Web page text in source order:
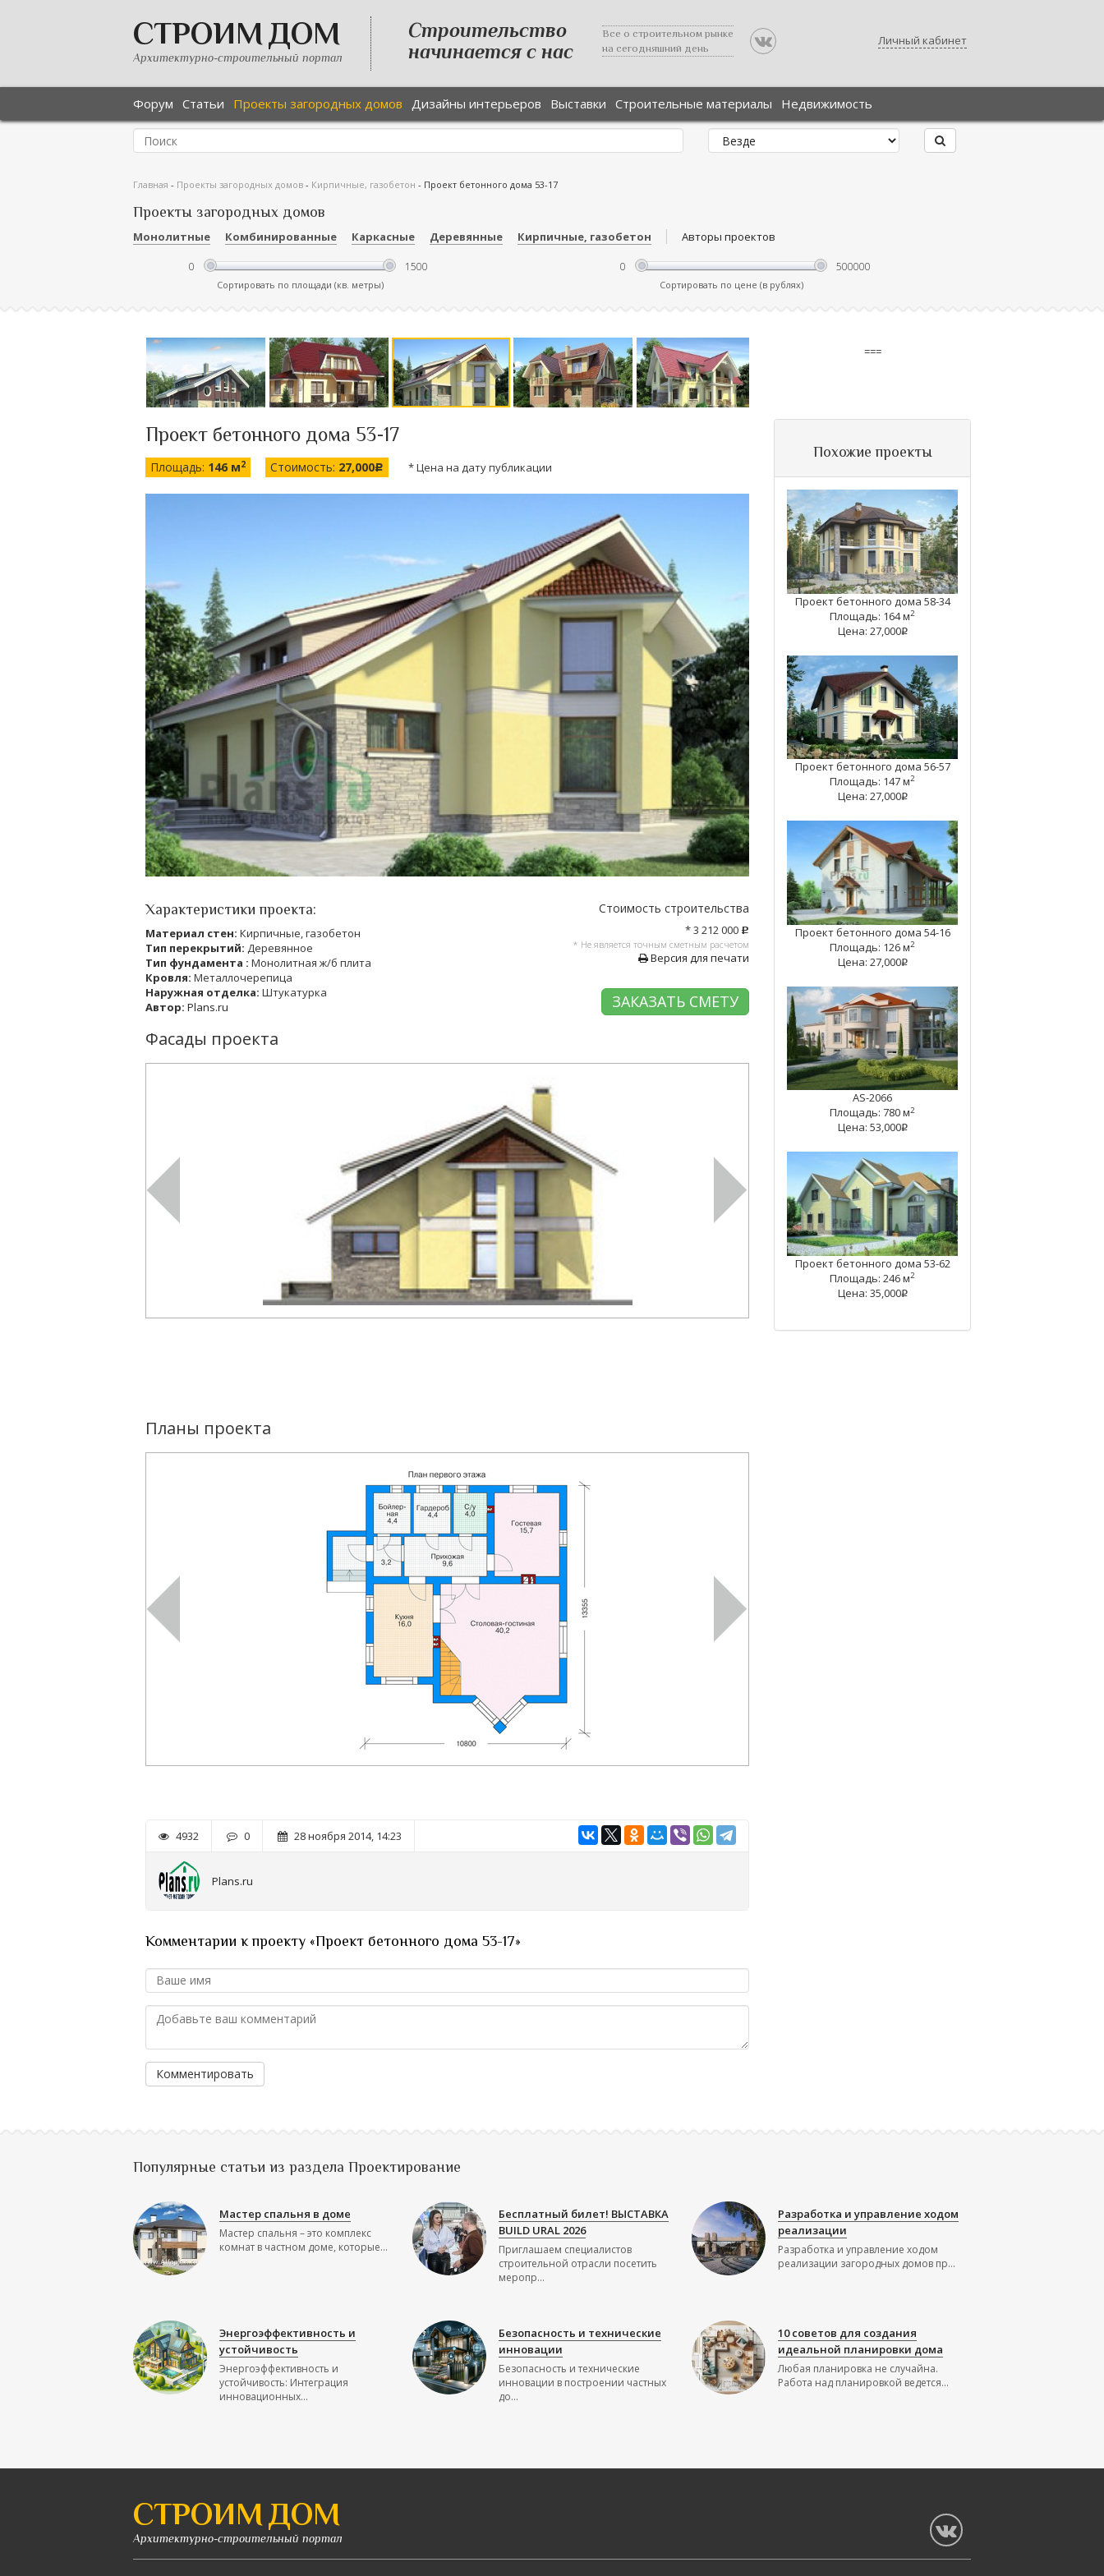
СТРОИМ ДОМ
Архитектурно-строительный портал
Строительство
начинается с нас
Все о строительном рынке
на сегодняшний день
Личный кабинет
Форум Статьи Проекты загородных домов Дизайны интерьеров Выставки Строительные материалы Недвижимость
Главная - Проекты загородных домов - Кирпичные, газобетон - Проект бетонного дома 53-17
Проекты загородных домов
Монолитные Комбинированные Каркасные Деревянные Кирпичные, газобетон Авторы проектов
Сортировать по площади (кв. метры) Сортировать по цене (в рублях)
Проект бетонного дома 53-17
Площадь: 146 м2 Стоимость: 27,000c * Цена на дату публикации
Характеристики проекта:
Материал стен: Кирпичные, газобетон
Тип перекрытий: Деревянное
Тип фундамента : Монолитная ж/б плита
Кровля: Металлочерепица
Наружная отделка: Штукатурка
Автор: Plans.ru
Стоимость строительства
* 3 212 000 c
* Не является точным сметным расчетом
Версия для печати
ЗАКАЗАТЬ СМЕТУ
Фасады проекта
Планы проекта
4932 0 28 ноября 2014, 14:23
Plans.ru
Комментарии к проекту «Проект бетонного дома 53-17»
Комментировать
===
Похожие проекты
Проект бетонного дома 58-34
Площадь: 164 м2
Цена: 27,000q
Проект бетонного дома 56-57
Площадь: 147 м2
Цена: 27,000q
Проект бетонного дома 54-16
Площадь: 126 м2
Цена: 27,000q
AS-2066
Площадь: 780 м2
Цена: 53,000q
Проект бетонного дома 53-62
Площадь: 246 м2
Цена: 35,000q
Популярные статьи из раздела Проектирование
Мастер спальня в доме
Мастер спальня – это комплекс
комнат в частном доме, которые...
Бесплатный билет! ВЫСТАВКА
BUILD URAL 2026
Приглашаем специалистов
строительной отрасли посетить
меропр...
Разработка и управление ходом
реализации
Разработка и управление ходом
реализации загородных домов пр...
Энергоэффективность и
устойчивость
Энергоэффективность и
устойчивость: Интеграция
инновационных...
Безопасность и технические
инновации
Безопасность и технические
инновации в построении частных
до...
10 советов для создания
идеальной планировки дома
Любая планировка не случайна.
Работа над планировкой ведется...
СТРОИМ ДОМ
Архитектурно-строительный портал